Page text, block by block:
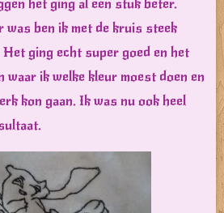
het ging al een stuk beter.
was ben ik met de kruis steek
Het ging echt super goed en het
waar ik welke kleur moest doen en
kon gaan. Ik was nu ook heel